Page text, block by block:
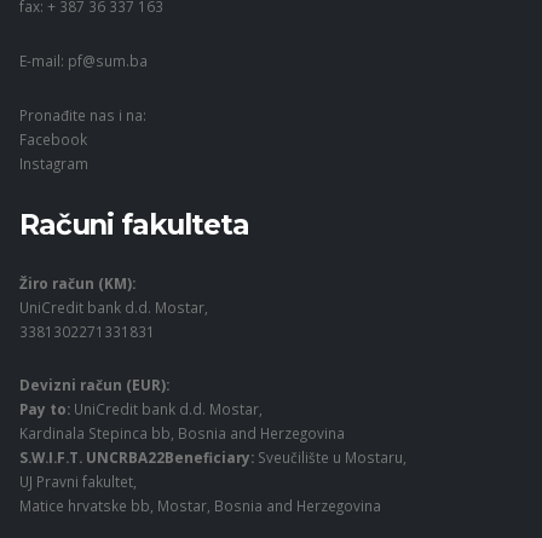
fax: + 387 36 337 163
E-mail: pf@sum.ba
Pronađite nas i na:
Facebook
Instagram
Računi fakulteta
Žiro račun (KM):
UniCredit bank d.d. Mostar,
3381302271331831
Devizni račun (EUR):
Pay to: UniCredit bank d.d. Mostar,
Kardinala Stepinca bb, Bosnia and Herzegovina
S.W.I.F.T. UNCRBA22Beneficiary: Sveučilište u Mostaru,
UJ Pravni fakultet,
Matice hrvatske bb, Mostar, Bosnia and Herzegovina